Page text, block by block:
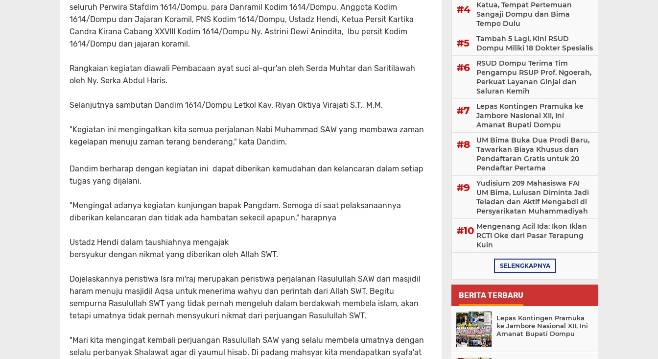
seluruh Perwira Stafdim 1614/Dompu, para Danramil Kodim 1614/Dompu, Anggota Kodim
1614/Dompu dan Jajaran Koramil, PNS Kodim 1614/Dompu, Ustadz Hendi, Ketua Persit Kartika
Candra Kirana Cabang XXVIII Kodim 1614/Dompu Ny. Astrini Dewi Anindita, Ibu persit Kodim
1614/Dompu dan jajaran koramil.
Rangkaian kegiatan diawali Pembacaan ayat suci al-qur'an oleh Serda Muhtar dan Saritilawah
oleh Ny. Serka Abdul Haris.
Selanjutnya sambutan Dandim 1614/Dompu Letkol Kav. Riyan Oktiya Virajati S.T., M.M.
"Kegiatan ini mengingatkan kita semua perjalanan Nabi Muhammad SAW yang membawa zaman
kegelapan menuju zaman terang benderang," kata Dandim.
Dandim berharap dengan kegiatan ini dapat diberikan kemudahan dan kelancaran dalam setiap
tugas yang dijalani.
"Mengingat adanya kegiatan kunjungan bapak Pangdam. Semoga di saat pelaksanaannya
diberikan kelancaran dan tidak ada hambatan sekecil apapun," harapnya
Ustadz Hendi dalam taushiahnya mengajak
bersyukur dengan nikmat yang diberikan oleh Allah SWT.
Dojelaskannya peristiwa Isra mi'raj merupakan peristiwa perjalanan Rasulullah SAW dari masjidil
haram menuju masjidil Aqsa untuk menerima wahyu dan perintah dari Allah SWT. Begitu
sempurna Rasulullah SWT yang tidak pernah mengeluh dalam berdakwah membela islam, akan
tetapi umatnya tidak pernah mensyukuri nikmat dari perjuangan Rasulullah SWT.
"Mari kita mengingat kembali perjuangan Rasulullah SAW yang selalu membela umatnya dengan
selalu perbanyak Shalawat agar di yaumul hisab. Di padang mahsyar kita mendapatkan syafa'at
Katua, Tempat Pertemuan
Sangaji Dompu dan Bima
Tempo Dulu
Tambah 5 Lagi, Kini RSUD
Dompu Miliki 18 Dokter Spesialis
RSUD Dompu Terima Tim
Pengampu RSUP Prof. Ngoerah,
Perkuat Layanan Ginjal dan
Saluran Kemih
Lepas Kontingen Pramuka ke
Jambore Nasional XII, Ini
Amanat Bupati Dompu
UM Bima Buka Dua Prodi Baru,
Tawarkan Biaya Khusus dan
Pendaftaran Gratis untuk 20
Pendaftar Pertama
Yudisium 209 Mahasiswa FAI
UM Bima, Lulusan Diminta Jadi
Teladan dan Aktif Mengabdi di
Persyarikatan Muhammadiyah
Mengenang Acil Ida: Ikon Iklan
RCTI Oke dari Pasar Terapung
Kuin
SELENGKAPNYA
BERITA TERBARU
Lepas Kontingen Pramuka
ke Jambore Nasional XII, Ini
Amanat Bupati Dompu